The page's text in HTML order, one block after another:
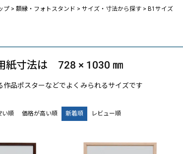
プ 額縁・フォトスタンド サイズ・寸法から探す B1サイズ
紙寸法は 728 × 1030 ㎜
作品ポスターなどでよくみられるサイズです
い順 価格が高い順 新着順 レビュー順